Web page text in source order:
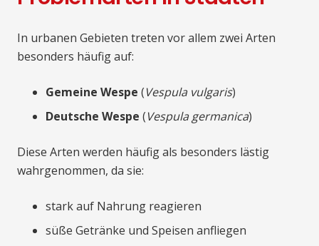
In urbanen Gebieten treten vor allem zwei Arten
besonders häufig auf:
Gemeine Wespe (Vespula vulgaris)
Deutsche Wespe (Vespula germanica)
Diese Arten werden häufig als besonders lästig
wahrgenommen, da sie:
stark auf Nahrung reagieren
süße Getränke und Speisen anfliegen